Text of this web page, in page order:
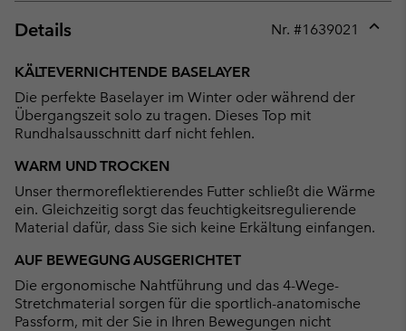
Details Nr. #1639021
KÄLTEVERNICHTENDE BASELAYER
Die perfekte Baselayer im Winter oder während der
Übergangszeit solo zu tragen. Dieses Top mit
Rundhalsausschnitt darf nicht fehlen.
WARM UND TROCKEN
Unser thermoreflektierendes Futter schließt die Wärme
ein. Gleichzeitig sorgt das feuchtigkeitsregulierende
Material dafür, dass Sie sich keine Erkältung einfangen.
AUF BEWEGUNG AUSGERICHTET
Die ergonomische Nahtführung und das 4-Wege-
Stretchmaterial sorgen für die sportlich-anatomische
Passform, mit der Sie in Ihren Bewegungen nicht